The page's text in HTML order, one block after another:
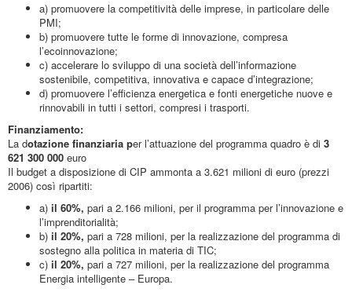
a) promuovere la competitività delle imprese, in particolare delle
PMI;
b) promuovere tutte le forme di innovazione, compresa
l’ecoinnovazione;
c) accelerare lo sviluppo di una società dell’informazione
sostenibile, competitiva, innovativa e capace d’integrazione;
d) promuovere l’efficienza energetica e fonti energetiche nuove e
rinnovabili in tutti i settori, compresi i trasporti.
Finanziamento:
La dotazione finanziaria per l’attuazione del programma quadro è di 3
621 300 000 euro
Il budget a disposizione di CIP ammonta a 3.621 milioni di euro (prezzi
2006) così ripartiti:
a) il 60%, pari a 2.166 milioni, per il programma per l’innovazione e
l’imprenditorialità;
b) il 20%, pari a 728 milioni, per la realizzazione del programma di
sostegno alla politica in materia di TIC;
c) il 20%, pari a 727 milioni, per la realizzazione del programma
Energia intelligente – Europa.